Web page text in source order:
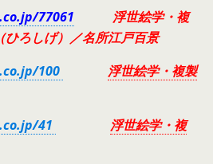
77061
浮世絵学・複
ろしげ）／名所江戸百景
100
浮世絵学・複製
41
浮世絵学・複